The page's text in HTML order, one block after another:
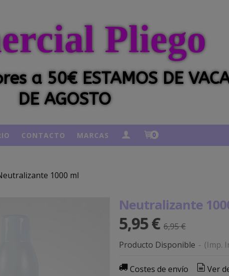
Pliego
a 50€ ESTAMOS DE
DE AGOSTO
CONTACTO MARCAS 0
1000 ml
Neutralizante
5,95 € 6,95 €
Producto Disponible - (Imp.
Costes de envío Ver